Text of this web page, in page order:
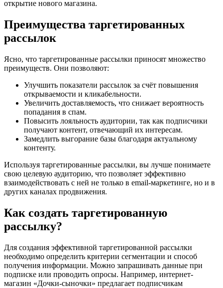
открытие нового магазина.
Преимущества таргетированных
рассылок
Ясно, что таргетированные рассылки приносят множество
преимуществ. Они позволяют:
Улучшить показатели рассылок за счёт повышения
открываемости и кликабельности.
Увеличить доставляемость, что снижает вероятность
попадания в спам.
Повысить лояльность аудитории, так как подписчики
получают контент, отвечающий их интересам.
Замедлить выгорание базы благодаря актуальному
контенту.
Используя таргетированные рассылки, вы лучше понимаете
свою целевую аудиторию, что позволяет эффективно
взаимодействовать с ней не только в email-маркетинге, но и в
других каналах продвижения.
Как создать таргетированную
рассылку?
Для создания эффективной таргетированной рассылки
необходимо определить критерии сегментации и способ
получения информации. Можно запрашивать данные при
подписке или проводить опросы. Например, интернет-
магазин «Дочки-сыночки» предлагает подписчикам